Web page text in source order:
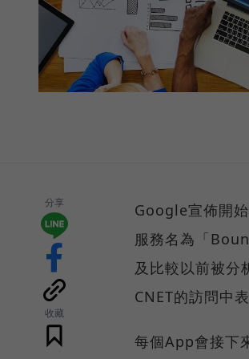
分享
收藏
Google宣佈開
服務名為「
及比較以前被
CNET的訪問中表
每個App會接下